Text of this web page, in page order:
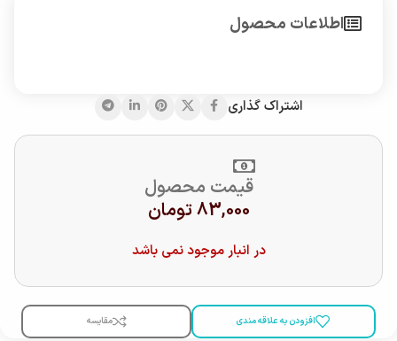
اطلاعات محصول
اشتراک گذاری
قیمت محصول
83,000تومان
در انبار موجود نمی باشد
افزودن به علاقه مندی مقایسه